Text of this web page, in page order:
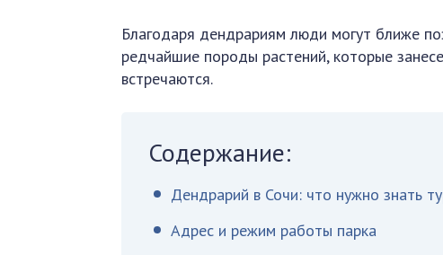
Благодаря дендрариям люди могут ближе
редчайшие породы растений, которые
встречаются.
Содержание:
Дендрарий в Сочи: что нужно знать
Адрес и режим работы парка